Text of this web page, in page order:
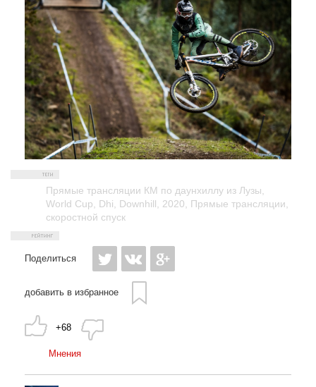
Прямые трансляции КМ по даунхиллу из Лузы
World Cup
Dhi Downhill 2020 Прямые трансляции
скоростной спуск
Поделиться
добавить в избранное
+68
Мнения